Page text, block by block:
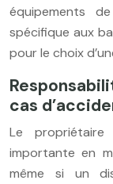
équipements
spécifique aux
pour le choix
cas
Le propriétaire
importante en
même si un